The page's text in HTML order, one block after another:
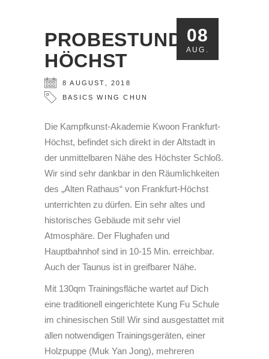
08
AUG.
PROBESTUNDE
HÖCHST
8 AUGUST ,2018
BASICS
WING CHUN
Die Kampfkunst-Akademie Kwoon Frankfurt-
Höchst, befindet sich direkt in der Altstadt in
der unmittelbaren Nähe des Höchster Schloß.
Wir sind sehr dankbar in den Räumlichkeiten
des „Alten Rathaus“ von Frankfurt-Höchst
unterrichten zu dürfen. Ein sehr altes und
historisches Gebäude mit sehr viel
Atmosphäre. Der Flughafen und
Hauptbahnhof sind in 10-15 Min. erreichbar.
Auch der Taunus ist in greifbarer Nähe.
Mit 130qm Trainingsfläche wartet auf Dich
eine traditionell eingerichtete Kung Fu Schule
im chinesischen Stil! Wir sind ausgestattet mit
allen notwendigen Trainingsgeräten, einer
Holzpuppe (Muk Yan Jong), mehreren